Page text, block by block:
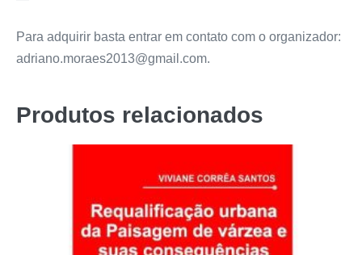
Para adquirir basta entrar em contato com o organizador:
adriano.moraes2013@gmail.com.
Produtos relacionados